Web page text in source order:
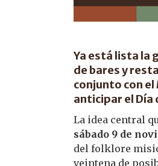
Ya está lista la
de bares y
conjunto con el
anticipar el Día
La idea central
sábado 9 de
del folklore
veintena de